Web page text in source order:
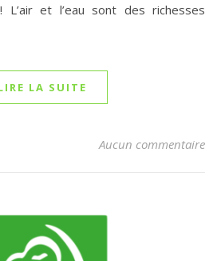
et l’eau sont des richesses
LA SUITE
Aucun commentaire